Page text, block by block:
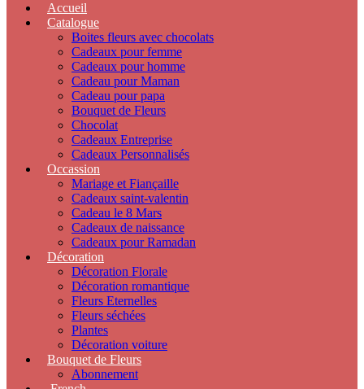
Accueil
Catalogue
Boites fleurs avec chocolats
Cadeaux pour femme
Cadeaux pour homme
Cadeau pour Maman
Cadeau pour papa
Bouquet de Fleurs
Chocolat
Cadeaux Entreprise
Cadeaux Personnalisés
Occassion
Mariage et Fiançaille
Cadeaux saint-valentin
Cadeau le 8 Mars
Cadeaux de naissance
Cadeaux pour Ramadan
Décoration
Décoration Florale
Décoration romantique
Fleurs Eternelles
Fleurs séchées
Plantes
Décoration voiture
Bouquet de Fleurs
Abonnement